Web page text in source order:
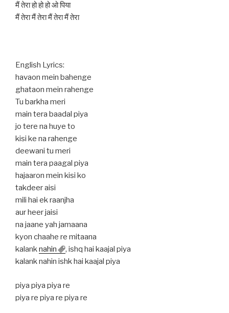
मैं तेरा हो हो हो ओ पिया
मैं तेरा मैं तेरा मैं तेरा मैं तेरा
English Lyrics:
havaon mein bahenge
ghataon mein rahenge
Tu barkha meri
main tera baadal piya
jo tere na huye to
kisi ke na rahenge
deewani tu meri
main tera paagal piya
hajaaron mein kisi ko
takdeer aisi
mili hai ek raanjha
aur heer jaisi
na jaane yah jamaana
kyon chaahe re mitaana
kalanknahin
, ishq hai kaajal piya
kalank nahin ishk hai kaajal piya
piya piya piya re
piya re piya re piya re